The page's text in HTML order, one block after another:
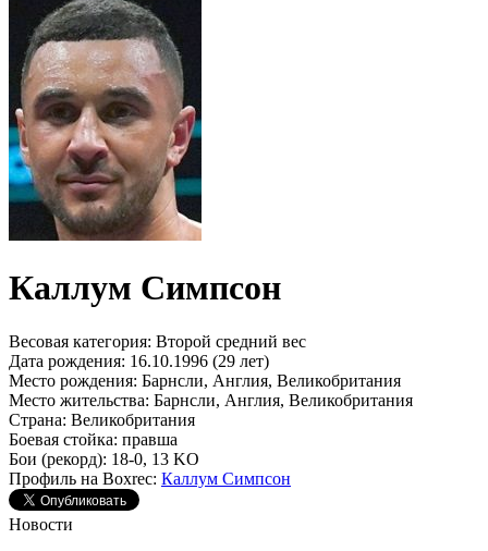
Каллум Симпсон
Весовая категория: Второй средний вес
Дата рождения: 16.10.1996 (29 лет)
Место рождения: Барнсли, Англия, Великобритания
Место жительства: Барнсли, Англия, Великобритания
Страна: Великобритания
Боевая стойка: правша
Бои (рекорд): 18-0, 13 KO
Профиль на Boxrec: Каллум Симпсон
Новости